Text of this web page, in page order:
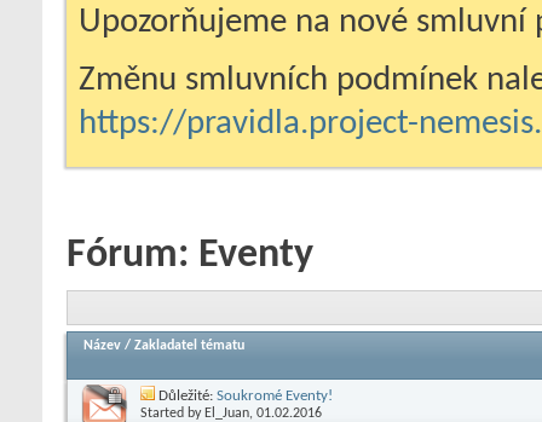
Upozorňujeme na nové smluvní
Změnu smluvních podmínek
https://pravidla.project-
Fórum: Eventy
Název / Zakladatel tématu
Důležité: Soukromé Eventy!
Started by El_Juan, 01.02.2016